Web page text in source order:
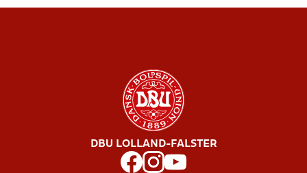
DBU LOLLAND-FALSTER